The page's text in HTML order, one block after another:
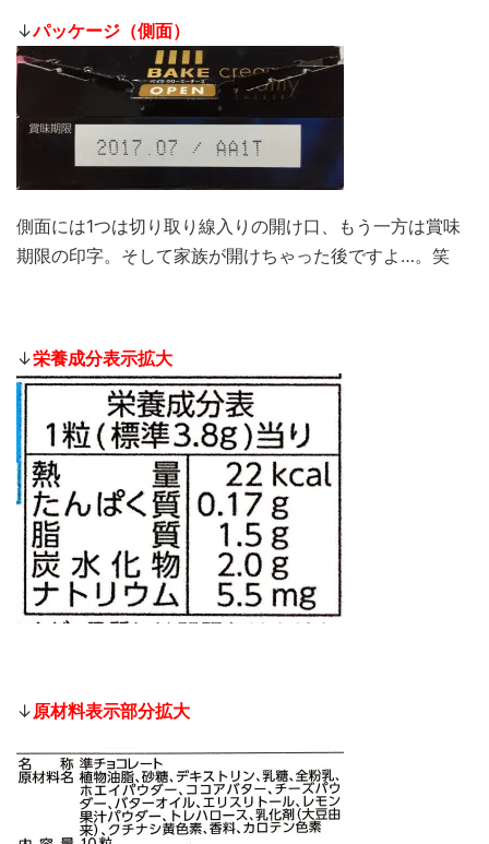
↓パッケージ（側面）
側面には1つは切り取り線入りの開け口、もう一方は賞味
期限の印字。そして家族が開けちゃった後ですよ…。笑
↓栄養成分表示拡大
↓原材料表示部分拡大